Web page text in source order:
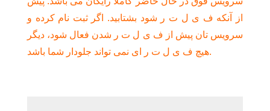
از آنکه ف ی ل ت ر شود بشتابید. اگر ثبت نام کرده و
سرویس تان پیش از ف ی ل ت ر شدن فعال شود، دیگر
هیچ ف ی ل ت ر ای نمی تواند جلودار شما باشد.